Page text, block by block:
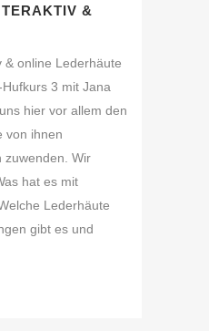
&
& online Lederhäute
3 mit Jana
hier vor allem den
von ihnen
zuwenden. Wir
hat es mit
Lederhäute
gibt es und